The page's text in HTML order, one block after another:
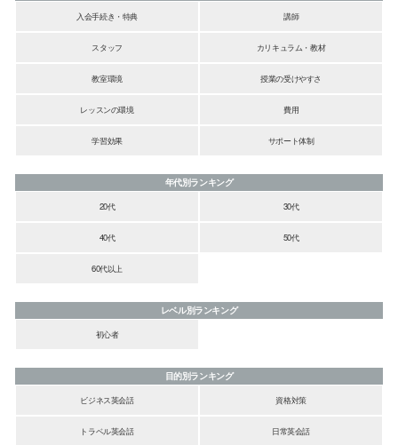
入会手続き・特典 講師
スタッフ カリキュラム・教材
教室環境 授業の受けやすさ
レッスンの環境 費用
学習効果 サポート体制
年代別ランキング
20代
30代
40代 50代
60代以上
レベル別ランキング
初心者
目的別ランキング
ビジネス英会話
資格対策
トラベル英会話 日常英会話